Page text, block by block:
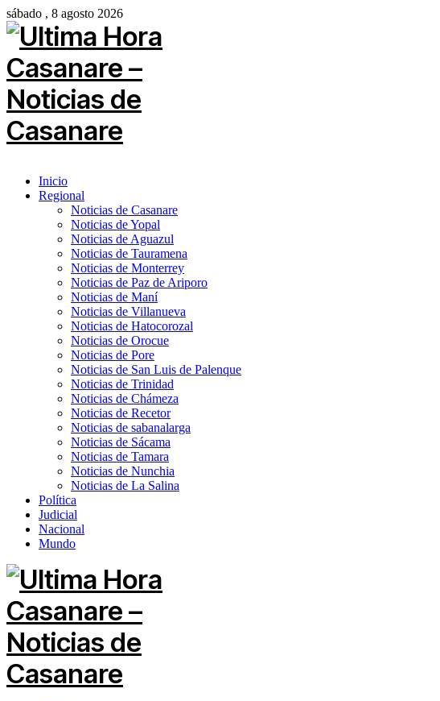
sábado , 8 agosto 2026
Inicio
Regional
Noticias de Casanare
Noticias de Yopal
Noticias de Aguazul
Noticias de Tauramena
Noticias de Monterrey
Noticias de Paz de Ariporo
Noticias de Maní
Noticias de Villanueva
Noticias de Hatocorozal
Noticias de Orocue
Noticias de Pore
Noticias de San Luis de Palenque
Noticias de Trinidad
Noticias de Chámeza
Noticias de Recetor
Noticias de sabanalarga
Noticias de Sácama
Noticias de Tamara
Noticias de Nunchia
Noticias de La Salina
Política
Judicial
Nacional
Mundo